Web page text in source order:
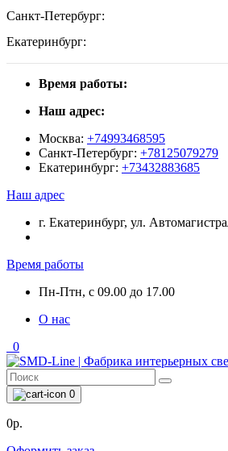
Санкт-Петербург:
Екатеринбург:
Время работы:
Наш адрес:
Москва: +74993468595
Санкт-Петербург: +78125079279
Екатеринбург: +73432883685
Наш адрес
г. Екатеринбург, ул.
Время работы
Пн-Птн, с 09.00 до 17.00
О нас
0
0
0р.